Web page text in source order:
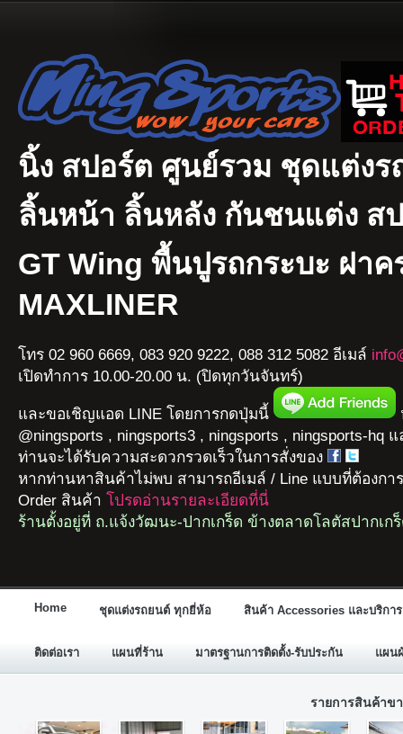
นิ้ง สปอร์ต ศูนย์รวม ชุดแต่งร
ลิ้นหน้า ลิ้นหลัง กันชนแต่ง สป
GT Wing พื้นปูรถกระบะ ฝาค
MAXLINER
โทร 02 960 6669, 083 920 9222, 088 312 5082 อีเมล์
เปิดทำการ 10.00-20.00 น. (ปิดทุกวันจันทร์)
และขอเชิญแอด LINE โดยการกดปุ่มนี้
@ningsports , ningsports3 , ningsports , ningsports-hq
ท่านจะได้รับความสะดวกรวดเร็วในการสั่งของ
หากท่านหาสินค้าไม่พบ สามารถอีเมล์ / Line แบบที่ต้องกา
Order สินค้า โปรดอ่านรายละเอียดที่นี่
ร้านตั้งอยู่ที่ ถ.แจ้งวัฒนะ-ปากเกร็ด ข้างตลาดโลตัสปากเก
Home ชุดแต่งรถยนต์ ทุกยี่ห้อ สินค้า Accessories และบริการ
ติดต่อเรา แผนที่ร้าน มาตรฐานการติดตั้ง-รับประกัน แผน
รายการสินค้าข